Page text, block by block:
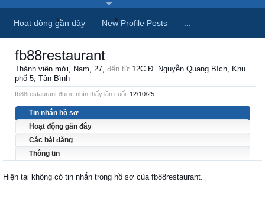
Trang chủ Thành viên fb88restaurant
fb88restaurant
Thành viên mới, Nam, 27, đến từ 12C Đ. Nguyễn Quang Bích, Khu
phố 5, Tân Bình
fb88restaurant được nhìn thấy lần cuối: 12/10/25
Tin nhắn hồ sơ
Hoạt động gần đây
Các bài đăng
Thông tin
Hiện tại không có tin nhắn trong hồ sơ của fb88restaurant.
Hoạt động gần đây New Profile Posts